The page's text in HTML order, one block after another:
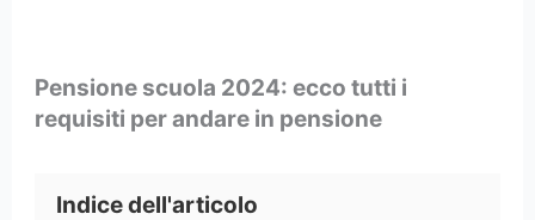
Pensione scuola 2024: ecco tutti i
requisiti per andare in pensione
Indice dell'articolo